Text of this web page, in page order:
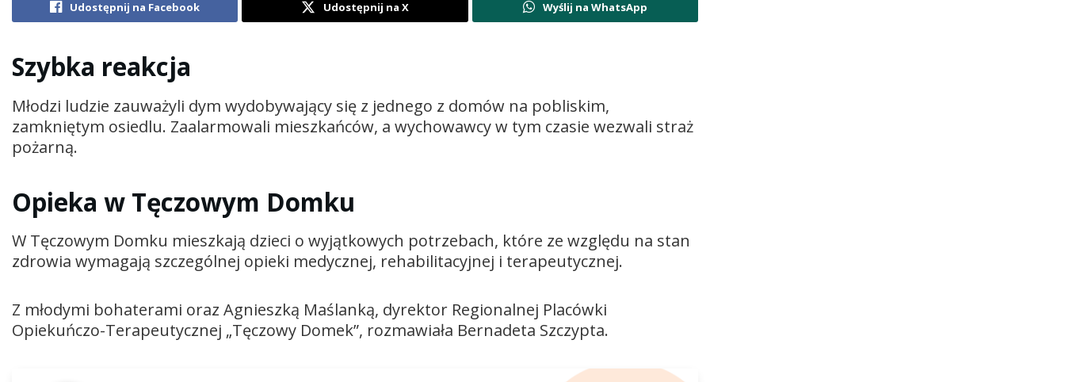
Udostępnij na Facebook Udostępnij na X Wyślij na WhatsApp
Szybka reakcja
Młodzi ludzie zauważyli dym wydobywający się z jednego z domów na pobliskim,
zamkniętym osiedlu. Zaalarmowali mieszkańców, a wychowawcy w tym czasie wezwali straż
pożarną.
Opieka w Tęczowym Domku
W Tęczowym Domku mieszkają dzieci o wyjątkowych potrzebach, które ze względu na stan
zdrowia wymagają szczególnej opieki medycznej, rehabilitacyjnej i terapeutycznej.
Z młodymi bohaterami oraz Agnieszką Maślanką, dyrektor Regionalnej Placówki
Opiekuńczo-Terapeutycznej „Tęczowy Domek”, rozmawiała Bernadeta Szczypta.